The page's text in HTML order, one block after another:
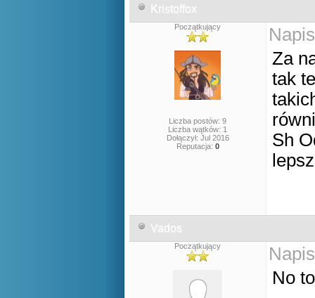
Kristoffox
Początkujący
Liczba postów: 9
Liczba wątków: 1
Dołączył: Jul 2016
Reputacja: 0
Za
tak
Sh
Vados
Początkujący
No